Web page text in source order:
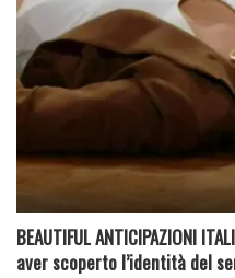
BEAUTIFUL ANTICIPAZIONI
aver scoperto l’identità del